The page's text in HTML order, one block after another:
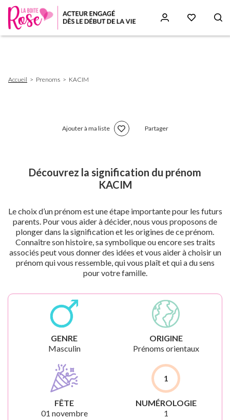
d'Ariane
Accueil Prenoms KACIM
Ajouter à ma liste Partager
Découvrez la signification du prénom
KACIM
Le choix d’un prénom est une étape importante pour les futurs
parents. Pour vous aider à décider, nous vous proposons de
plonger dans la signification et les origines de ce prénom.
Connaître son histoire, sa symbolique ou encore ses traits
associés peut vous donner des idées et vous aider à choisir un
prénom qui vous ressemble, qui vous plaît et qui a du sens
pour votre famille.
GENRE
Masculin
ORIGINE
Prénoms orientaux
FÊTE
01 novembre
1
NUMÉROLOGIE
1